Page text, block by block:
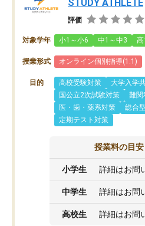
STUDY ATHLETE
評価
対象学年 小1～小6 中1～中3
授業形式 オンライン個別指導(1:1)
目的 高校受験対策
大学入学
国公立2次試験対策
難関
医・歯・薬系対策
総合
定期テスト対策
授業料の目安
小学生 詳細はお問
中学生 詳細はお問
高校生 詳細はお問